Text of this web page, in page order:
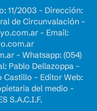
11/2003 - Dirección:
de Circunvalación -
- Email:
- Whatsapp: (054)
Pablo Dellazoppa -
Castillo - Editor Web:
del medio -
S.A.C.I.F.